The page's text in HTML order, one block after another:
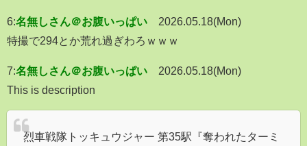
6:名無しさん＠お腹いっぱい
2026.05.18(Mon)
特撮で294とか荒れ過ぎわろｗｗｗ
7:名無しさん＠お腹いっぱい
2026.05.18(Mon)
This is description
烈車戦隊トッキュウジャー 第35駅『奪われたターミ